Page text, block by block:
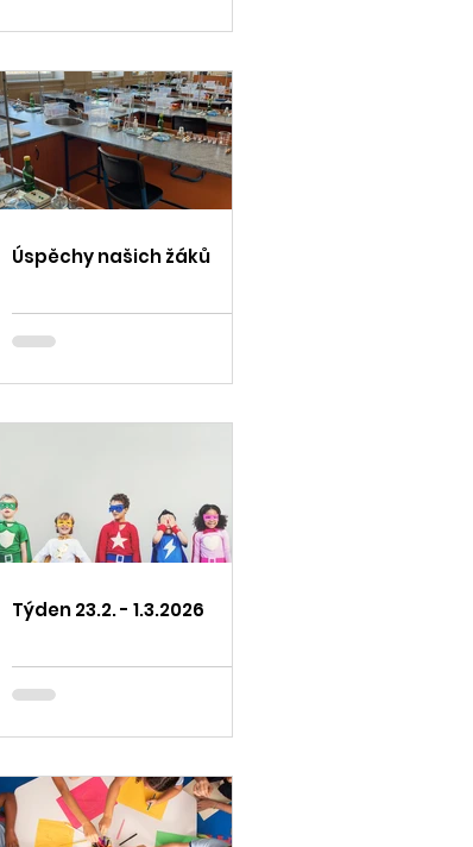
Úspěchy našich žáků
Týden 23.2. - 1.3.2026